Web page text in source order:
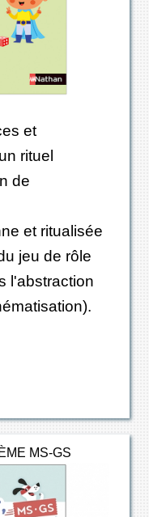
et
rituel
de
et ritualisée
jeu de rôle
l'abstraction
MS-GS